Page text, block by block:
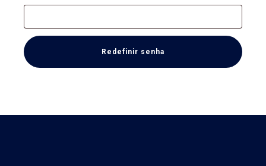
Redefinir senha